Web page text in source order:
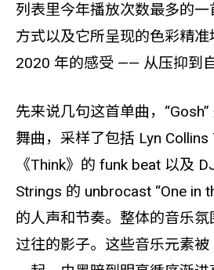
列表里今年播放次数最多的
方式以及它所呈现的色彩精
2020 年的感受 —— 从压抑到自
先来说几句这首单曲，
舞曲，采样了包括 Lyn Collins
《Think》的 funk beat 以及
Strings 的 unbrocast “One in
的人声和节奏。整体的音乐氛
过往的影子。这些音乐元素被